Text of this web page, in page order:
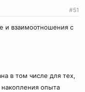
#51
и взаимоотношения с
в том числе для тех,
накопления опыта